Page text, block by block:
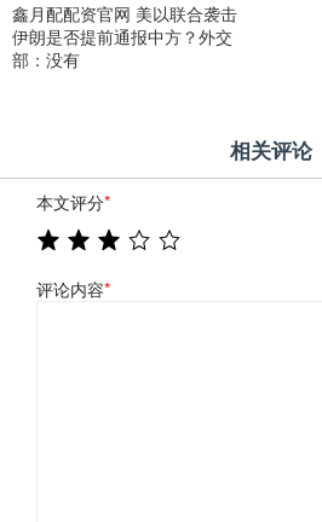
鑫月配配资官网 美以联合袭击
伊朗是否提前通报中方？外交
部：没有
相关评论
本文评分*
评论内容*